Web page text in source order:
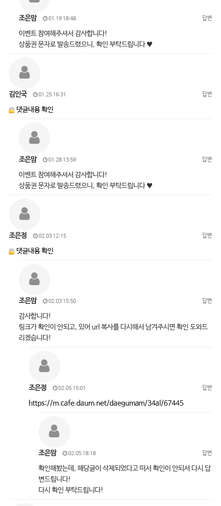
조은맘 01.19 18:48 답변
이벤트 참여해주셔서 감사합니다!
상품권 문자로 발송드렸으니, 확인 부탁드립니다 ♥
김인국 01.25 16:31 답변
댓글내용 확인
조은맘 01.28 13:59 답변
이벤트 참여해주셔서 감사합니다!
상품권 문자로 발송드렸으니, 확인 부탁드립니다 ♥
조은정 02.03 12:15 답변
댓글내용 확인
조은맘 02.03 15:50 답변
감사합니다!
링크가 확인이 안되고, 있어 url 복사를 다시해서 남겨주시면 확인 도와드
리겠습니다!
조은정 02.05 15:01 답변
https://m.cafe.daum.net/daegumam/34al/67445
조은맘 02.05 18:18 답변
확인해봤는데, 해당글이 삭제되었다고 떠서 확인이 안되서 다시 답
변드립니다!
다시 확인 부탁드립니다!